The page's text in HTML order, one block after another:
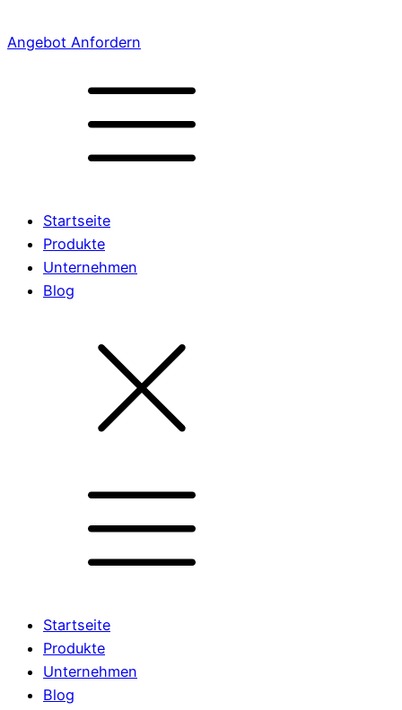
Angebot Anfordern
Startseite
Produkte
Unternehmen
Blog
Startseite
Produkte
Unternehmen
Blog